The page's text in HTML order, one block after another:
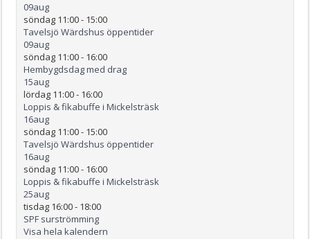
09aug
söndag 11:00- 15:00
Tavelsjö Wärdshus öppentider
09aug
söndag 11:00- 16:00
Hembygdsdag med drag
15aug
lördag 11:00- 16:00
Loppis & fikabuffe i Mickelsträsk
16aug
söndag 11:00- 15:00
Tavelsjö Wärdshus öppentider
16aug
söndag 11:00- 16:00
Loppis & fikabuffe i Mickelsträsk
25aug
tisdag 16:00- 18:00
SPF surströmming
Visa hela kalendern